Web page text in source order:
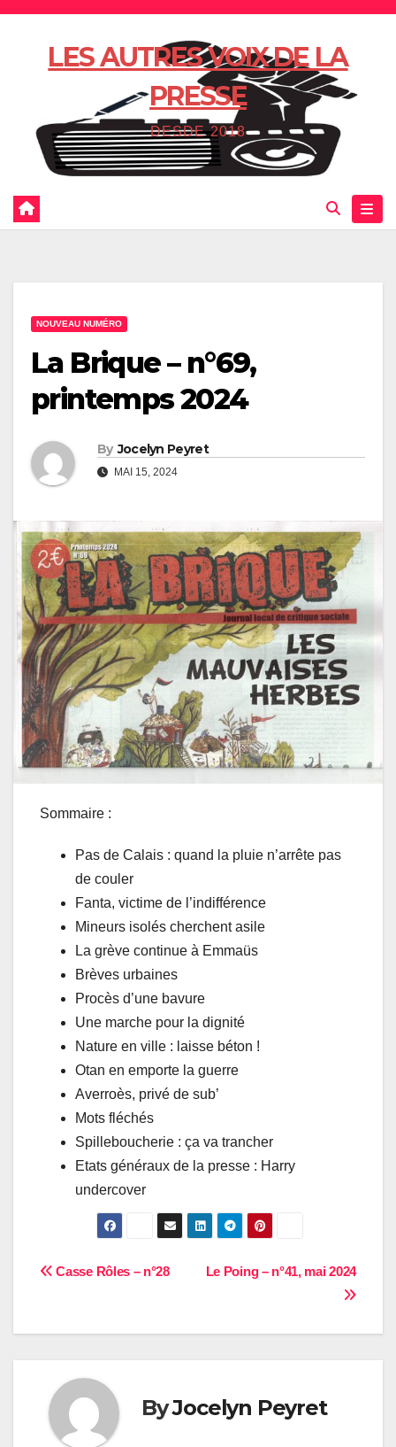
Skip
LES AUTRES VOIX DE LA
PRESSE
DESDE 2018
NOUVEAU NUMÉRO
La Brique – n°69,
printemps 2024
By Jocelyn Peyret
MAI 15, 2024
Sommaire :
Pas de Calais : quand la pluie n’arrête pas
de couler
Fanta, victime de l’indifférence
Mineurs isolés cherchent asile
La grève continue à Emmaüs
Brèves urbaines
Procès d’une bavure
Une marche pour la dignité
Nature en ville : laisse béton !
Otan en emporte la guerre
Averroès, privé de sub’
Mots fléchés
Spilleboucherie : ça va trancher
Etats généraux de la presse : Harry
undercover
Navigation
Le Poing – n°41, mai 2024
Casse Rôles – n°28
ByJocelyn Peyret